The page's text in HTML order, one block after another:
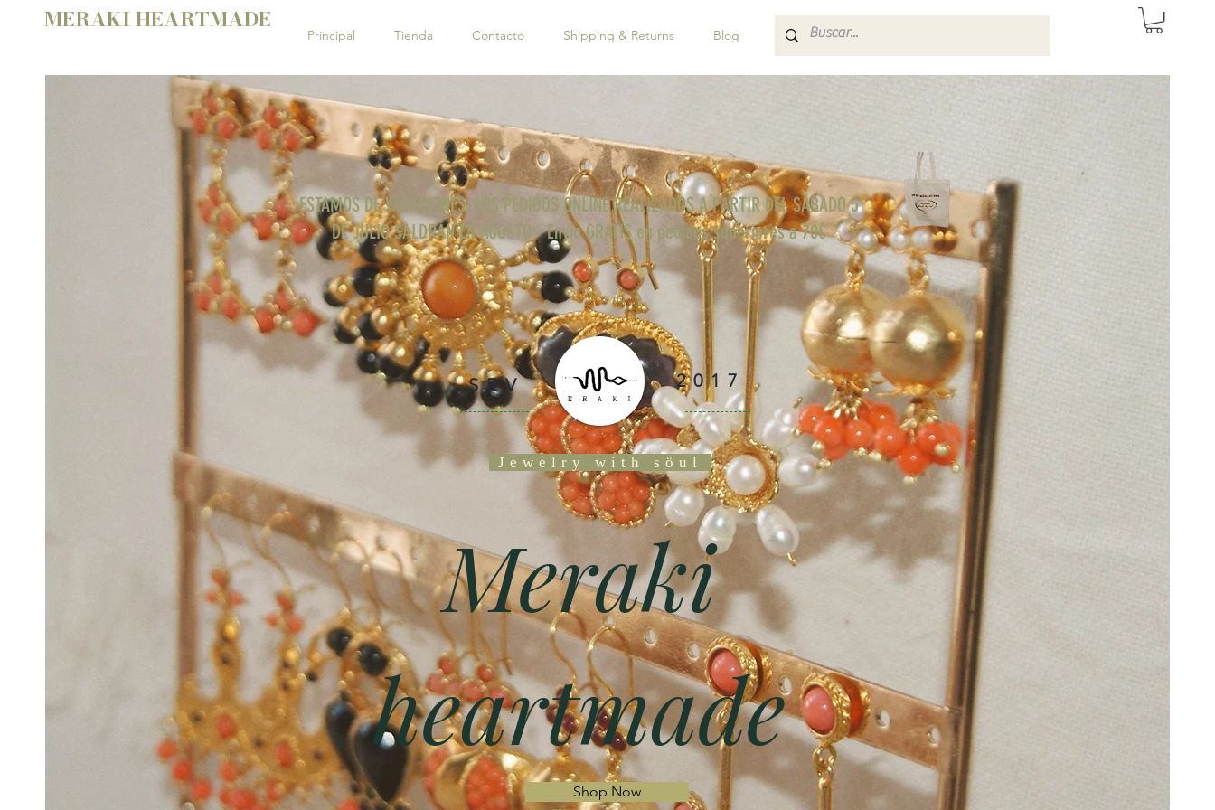
MERAKI HEARTMADE
Principal Tienda Contacto Shipping & Returns Blog JUANITAS DE SEVILLA
ESTAMOS DE VACACIONES; LOS PEDIDOS ONLINE REALIZADOS A PARTIR DEL SÁBADO 5
DE JULIO SALDRÁN EN AGOSTO - Envío GRATIS en pedidos superiores a 70€
SEV 2017
Jewelry with söul
Meraki
heartmade
Shop Now